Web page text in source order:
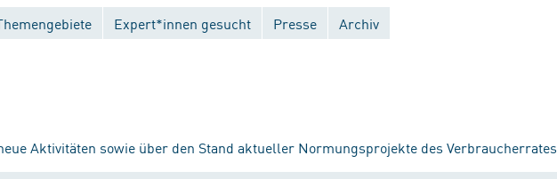
Expert*innen gesucht Presse Archiv
Aktivitäten sowie über den Stand aktueller Normungsprojekte des Verbraucherrates